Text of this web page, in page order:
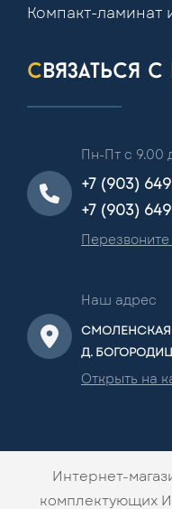
Компакт-ламинат
связаться
Пн-Пт с 9.00
+7 (903)
+7 (903)
Наш адрес
СМОЛЕНСКАЯ
Д.
Открыть на
Интернет-
комплектующих